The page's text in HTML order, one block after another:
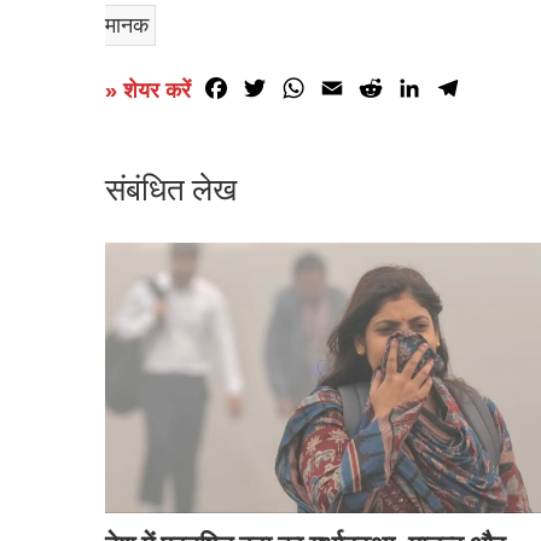
मानक
» शेयर करें Facebook
TwitterWhatsApp
Email RedditLinkedIn
संबंधित लेख